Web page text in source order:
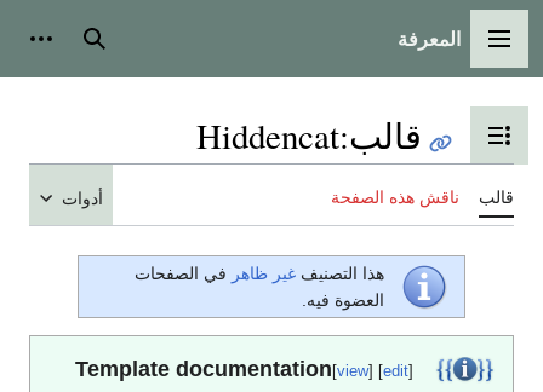
القائمة الرئيسية
المعرفة بحث
تبديل عرض جدول المحتويات
قالب:
Hiddencat
قالب ناقش هذه الصفحة أدوات
هذا التصنيف غير ظاهر في الصفحات
العضوة فيه.
[view] [edit]